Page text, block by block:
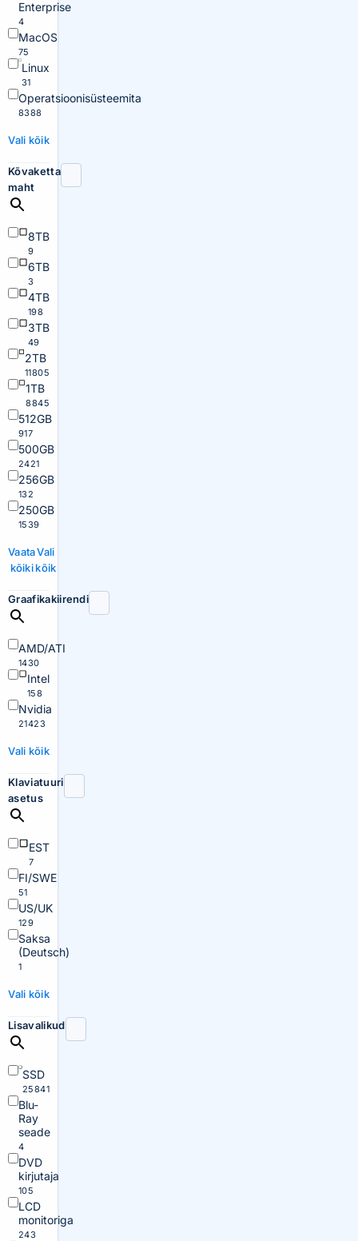
Enterprise
4
MacOS
75
Linux
31
Operatsioonisüsteemita
8388
Vali kõik
Kõvaketta
maht
8TB
9
6TB
3
4TB
198
3TB
49
2TB
11805
1TB
8845
512GB
917
500GB
2421
256GB
132
250GB
1539
Vaata
kõiki
Vali
kõik
Graafikakiirendi
AMD/ATI
1430
Intel
158
Nvidia
21423
Vali kõik
Klaviatuuri
asetus
EST
7
FI/SWE
51
US/UK
129
Saksa
(Deutsch)
1
Vali kõik
Lisavalikud
SSD
25841
Blu-
Ray
seade
4
DVD
kirjutaja
105
LCD
monitoriga
243